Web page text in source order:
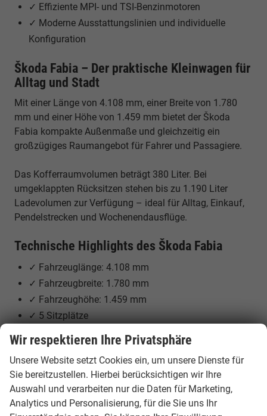
✓ Effiziente MPI- und TSI-Benzinmotoren
✓ Moderne Ausstattungslinien und individuelle
Konfiguration
Škoda Fabia – Der praktische Kleinwagen für
Alltag und Stadt
Mit einer Länge von 4.108 mm, einer Breite von 1.780
mm und einer Höhe von 1.459 mm bietet der Škoda
Fabia kompakte Außenmaße und gleichzeitig ein
großzügiges Raumangebot für Fahrer und Passagiere.
Das Kofferraumvolumen beträgt 380 Liter. Bei
umgeklappten Rücksitzen stehen bis zu 1.190 Liter
Ladevolumen zur Verfügung – ideal für Alltag, Einkauf,
Pendelstrecken und Wochenendausflüge.
Technische Highlights des Škoda Fabia
✓ Fahrzeuglänge: 4.108 mm
✓ Fahrzeugbreite: 1.780 mm
✓ Fahrzeughöhe: 1.459 mm
✓ 5 Sitzplätze
✓ Effiziente Benzinmotoren
✓ Leistung je nach Variante von 80 PS bis 150 PS
✓ Frontantrieb
✓ 5- oder 6-Gang-Schaltgetriebe oder 7-Gang-DSG je
nach Version
Wir respektieren Ihre Privatsphäre
Unsere Website setzt Cookies ein, um unsere Dienste für
Sie bereitzustellen. Hierbei berücksichtigen wir Ihre
Auswahl und verarbeiten nur die Daten für Marketing,
Analytics und Personalisierung, für die Sie uns Ihr